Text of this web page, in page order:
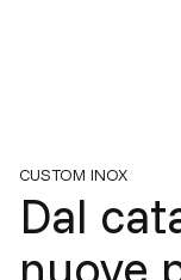
CUSTOM INOX
Dal
nuove